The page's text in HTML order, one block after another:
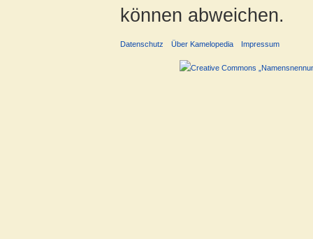
können abweichen.
Datenschutz Über Kamelopedia Impressum